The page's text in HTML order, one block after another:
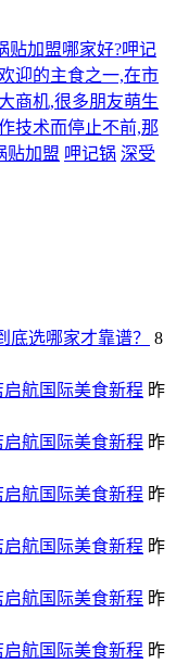
贴加盟哪家好?呷记
迎的主食之一,在市
商机,很多朋友萌生
技术而停止不前,那
贴加盟 呷记锅 深受
底选哪家才靠谱？
8
航国际美食新程 昨
航国际美食新程 昨
航国际美食新程 昨
航国际美食新程 昨
航国际美食新程 昨
航国际美食新程 昨